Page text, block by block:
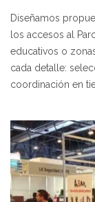
Diseñamos
los accesos al
educativos o
cada detalle:
coordinación en